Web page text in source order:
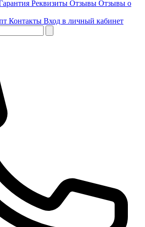
Реквизиты Отзывы Отзывы о
Контакты Вход в личный кабинет